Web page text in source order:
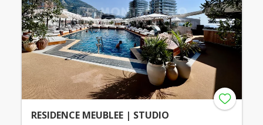
RESIDENCE MEUBLEE | STUDIO